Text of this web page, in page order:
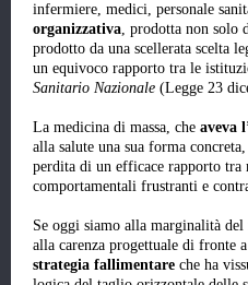
infermiere, medici, personale
organizzativa, prodotta non solo
prodotto da una scellerata scelta
un equivoco rapporto tra le
Sanitario Nazionale (Legge 23
La medicina di massa, che aveva
alla salute una sua forma
perdita di un efficace rapporto tra
comportamentali frustranti e
Se oggi siamo alla marginalità
alla carenza progettuale di fronte
strategia fallimentare che ha